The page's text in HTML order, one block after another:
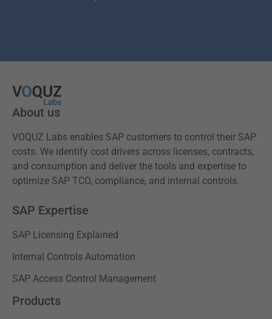
About us
VOQUZ Labs enables SAP customers to control their SAP
costs. We identify cost drivers across licenses, contracts,
and consumption and deliver the tools and expertise to
optimize SAP TCO, compliance, and internal controls.
SAP Expertise
SAP Licensing Explained
Internal Controls Automation
SAP Access Control Management
Products